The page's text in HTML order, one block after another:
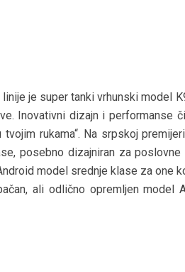
je super tanki vrhunski model
Inovativni dizajn i performanse
tvojim rukama“. Na srpskoj
posebno dizajniran za
model srednje klase za one
ali odlično opremljen model